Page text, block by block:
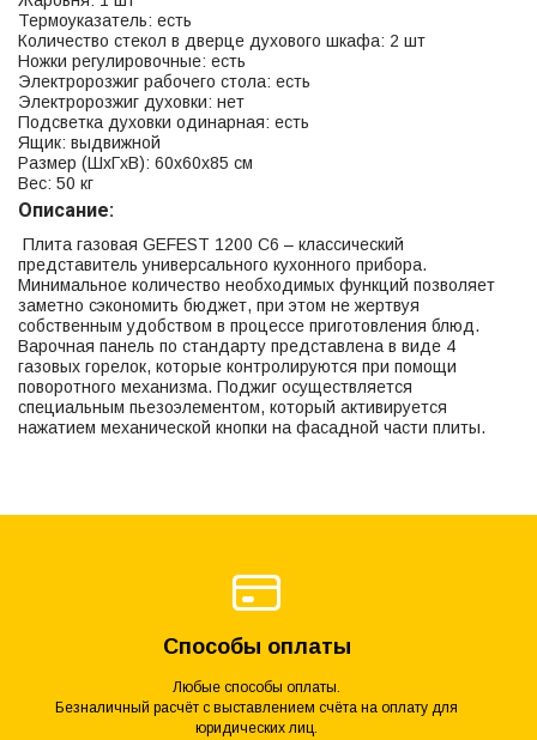
Термоуказатель: есть
Количество стекол в дверце духового шкафа: 2 шт
Ножки регулировочные: есть
Электророзжиг рабочего стола: есть
Электророзжиг духовки: нет
Подсветка духовки одинарная: есть
Ящик: выдвижной
Размер (ШхГхВ): 60х60х85 см
Вес: 50 кг
Описание:
Плита газовая GEFEST 1200 C6 – классический
представитель универсального кухонного прибора.
Минимальное количество необходимых функций позволяет
заметно сэкономить бюджет, при этом не жертвуя
собственным удобством в процессе приготовления блюд.
Варочная панель по стандарту представлена в виде 4
газовых горелок, которые контролируются при помощи
поворотного механизма. Поджиг осуществляется
специальным пьезоэлементом, который активируется
нажатием механической кнопки на фасадной части плиты.
Способы оплаты
Любые способы оплаты.
Безналичный расчёт с выставлением счёта на оплату для
юридических лиц.